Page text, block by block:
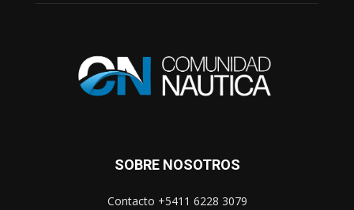
SOBRE NOSOTROS
Contacto +5411 6228 3079